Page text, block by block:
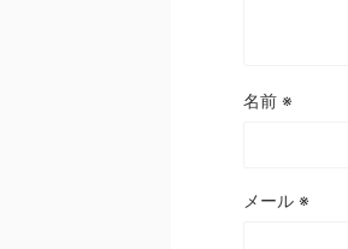
名前 ※
メール ※